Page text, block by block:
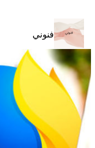
المحتوى
فنوني